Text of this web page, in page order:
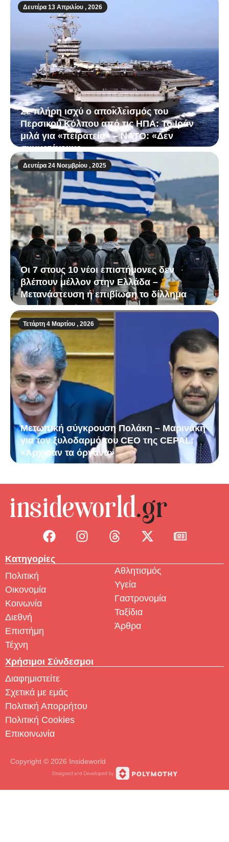
Δευτέρα 13 Απριλίου , 2026
Σε πλήρη ισχύ ο αποκλεισμός του
Περσικού Κόλπου από τις ΗΠΑ: Το Ιράν
μιλά για «πειρατεία» – ΝΑΤΟ: «Δεν
συμμετέχουμε»
Δευτέρα 24 Νοεμβρίου , 2025
Οι 7 στους 10 νέοι επιστήμονες δεν
βλέπουν μέλλον στην Ελλάδα –
Μετανάστευση ή επιβίωση το δίλλημα
Τετάρτη 4 Μαρτίου , 2026
Μετωπική σύγκρουση Πολάκη – Μαρινάκη
για τον ξυλοδαρμό του CEO της CEPAL:
«Άρχισαν τα όργανα»
Κατηγορίες
Πολιτική
Οικονομία
Κοινωνία
Διεθνή
Επιστήμη
Τέχνη
Αθλητισμός
Υγεία
Γαστρονομία
Ταξίδια
Άρθρα
Χρήσιμοι Σύνδεσμοι
Διαφημιστείτε
Σχετικά με εμάς
Πολιτική Απορρήτου
Πολιτική Cookies
Επικοινωνία
Copyright © 2026 Insideworld